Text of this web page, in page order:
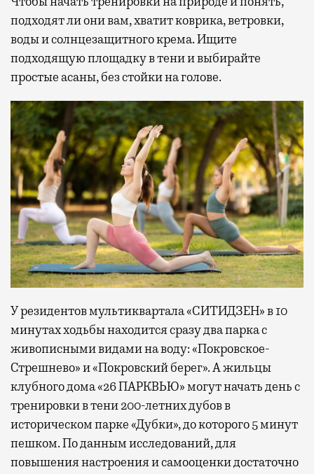
подходят ли они вам, хватит коврика, ветровки,
воды и солнцезащитного крема. Ищите
подходящую площадку в тени и выбирайте
простые асаны, без стойки на голове.
У резидентов мультиквартала «СИТИДЗЕН» в 10
минутах ходьбы находится сразу два парка с
живописными видами на воду: «Покровское-
Стрешнево» и «Покровский берег». А жильцы
клубного дома «26 ПАРКВЬЮ» могут начать день с
тренировки в тени 200-летних дубов в
историческом парке «Дубки», до которого 5 минут
пешком. По данным исследований, для
повышения настроения и самооценки достаточно